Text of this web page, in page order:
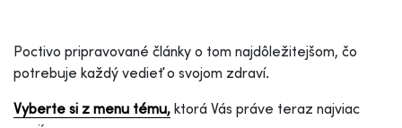
Poctivo pripravované články o tom najdôležitejšom, čo
potrebuje každý vedieť o svojom zdraví.
Vyberte si z menu tému, ktorá Vás práve teraz najviac